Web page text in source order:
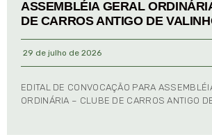
ASSEMBLÉIA GERAL
DE CARROS ANTIGO DE
29 de julho de 2026
EDITAL DE CONVOCAÇÃO PARA
ORDINÁRIA – CLUBE DE CARROS ANTIGO